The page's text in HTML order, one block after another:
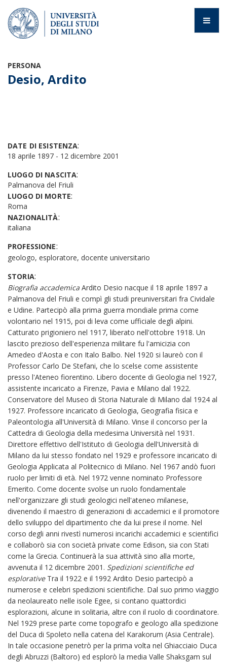
PERSONA
Desio, Ardito
DATE DI ESISTENZA:
18 aprile 1897 - 12 dicembre 2001
LUOGO DI NASCITA:
Palmanova del Friuli
LUOGO DI MORTE:
Roma
NAZIONALITÀ:
italiana
PROFESSIONE:
geologo, esploratore, docente universitario
STORIA:
Biografia accademica Ardito Desio nacque il 18 aprile 1897 a
Palmanova del Friuli e compì gli studi preuniversitari fra Cividale
e Udine. Partecipò alla prima guerra mondiale prima come
volontario nel 1915, poi di leva come ufficiale degli alpini.
Catturato prigioniero nel 1917, liberato nell'ottobre 1918. Un
lascito prezioso dell'esperienza militare fu l'amicizia con
Amedeo d'Aosta e con Italo Balbo. Nel 1920 si laureò con il
Professor Carlo De Stefani, che lo scelse come assistente
presso l'Ateneo fiorentino. Libero docente di Geologia nel 1927,
assistente incaricato a Firenze, Pavia e Milano dal 1922.
Conservatore del Museo di Storia Naturale di Milano dal 1924 al
1927. Professore incaricato di Geologia, Geografia fisica e
Paleontologia all'Università di Milano. Vinse il concorso per la
Cattedra di Geologia della medesima Università nel 1931.
Direttore effettivo dell'Istituto di Geologia dell'Università di
Milano da lui stesso fondato nel 1929 e professore incaricato di
Geologia Applicata al Politecnico di Milano. Nel 1967 andò fuori
ruolo per limiti di età. Nel 1972 venne nominato Professore
Emerito. Come docente svolse un ruolo fondamentale
nell'organizzare gli studi geologici nell'ateneo milanese,
divenendo il maestro di generazioni di accademici e il promotore
dello sviluppo del dipartimento che da lui prese il nome. Nel
corso degli anni rivestì numerosi incarichi accademici e scientifici
e collaborò sia con società private come Edison, sia con Stati
come la Grecia. Continuerà la sua attività sino alla morte,
avvenuta il 12 dicembre 2001. Spedizioni scientifiche ed
esplorativeTra il 1922 e il 1992 Ardito Desio partecipò a
numerose e celebri spedizioni scientifiche. Dal suo primo viaggio
da neolaureato nelle isole Egee, si contano quattordici
esplorazioni, alcune in solitaria, altre con il ruolo di coordinatore.
Nel 1929 prese parte come topografo e geologo alla spedizione
del Duca di Spoleto nella catena del Karakorum (Asia Centrale).
In tale occasione penetrò per la prima volta nel Ghiacciaio Duca
degli Abruzzi (Baltoro) ed esplorò la media Valle Shaksgam sul